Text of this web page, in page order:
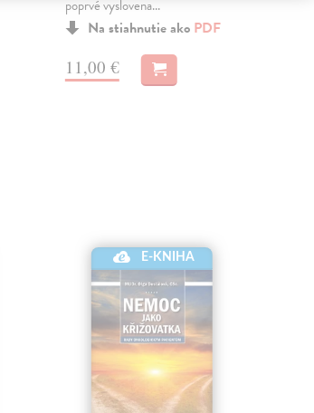
poprvé vyslovena...
Na stiahnutie ako PDF
11,00 €
E-KNIHA